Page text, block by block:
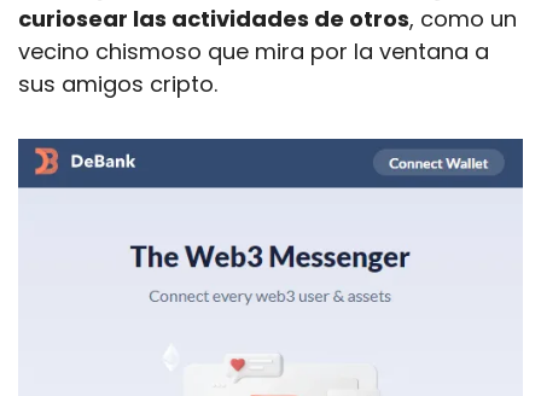
curiosear las actividades de otros, como un
vecino chismoso que mira por la ventana a
sus amigos cripto.